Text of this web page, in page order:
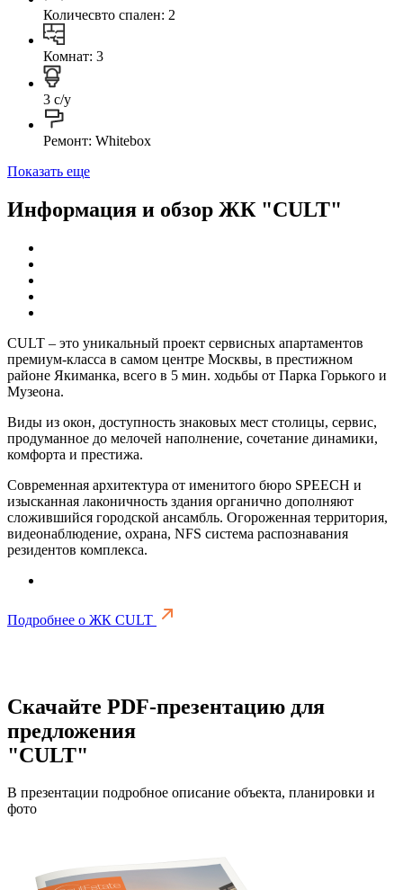
Количесвто спален: 2
Комнат: 3
3 с/у
Ремонт: Whitebox
Показать еще
Информация и обзор ЖК "CULT"
СULT – это уникальный проект сервисных апартаментов
премиум-класса в самом центре Москвы, в престижном
районе Якиманка, всего в 5 мин. ходьбы от Парка Горького и
Музеона.
Виды из окон, доступность знаковых мест столицы, сервис,
продуманное до мелочей наполнение, сочетание динамики,
комфорта и престижа.
Современная архитектура от именитого бюро SPEECH и
изысканная лаконичность здания органично дополняют
сложившийся городской ансамбль. Огороженная территория,
видеонаблюдение, охрана, NFS система распознавания
резидентов комплекса.
Подробнее о ЖК CULT
Скачайте PDF-презентацию для
предложения
"CULT"
В презентации подробное описание объекта, планировки и
фото